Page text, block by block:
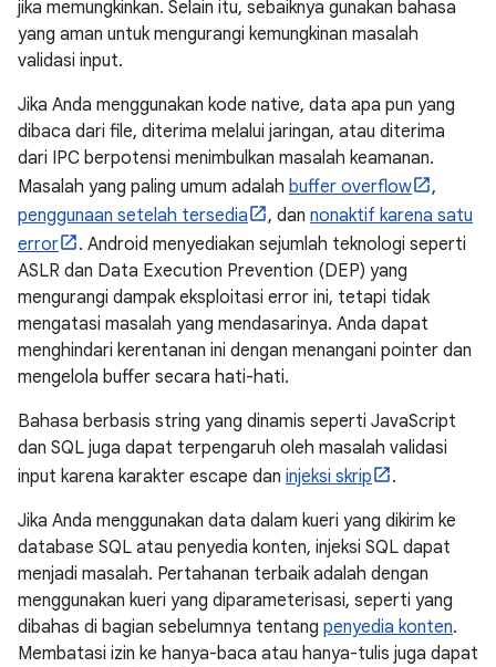
jika memungkinkan. Selain itu, sebaiknya gunakan bahasa
yang aman untuk mengurangi kemungkinan masalah
validasi input.
Jika Anda menggunakan kode native, data apa pun yang
dibaca dari file, diterima melalui jaringan, atau diterima
dari IPC berpotensi menimbulkan masalah keamanan.
Masalah yang paling umum adalah buffer overflow
,
penggunaan setelah tersedia
, dan nonaktif karena satu
error
. Android menyediakan sejumlah teknologi seperti
ASLR dan Data Execution Prevention (DEP) yang
mengurangi dampak eksploitasi error ini, tetapi tidak
mengatasi masalah yang mendasarinya. Anda dapat
menghindari kerentanan ini dengan menangani pointer dan
mengelola buffer secara hati-hati.
Bahasa berbasis string yang dinamis seperti JavaScript
dan SQL juga dapat terpengaruh oleh masalah validasi
input karena karakter escape dan injeksi skrip
.
Jika Anda menggunakan data dalam kueri yang dikirim ke
database SQL atau penyedia konten, injeksi SQL dapat
menjadi masalah. Pertahanan terbaik adalah dengan
menggunakan kueri yang diparameterisasi, seperti yang
dibahas di bagian sebelumnya tentang penyedia konten.
Membatasi izin ke hanya-baca atau hanya-tulis juga dapat